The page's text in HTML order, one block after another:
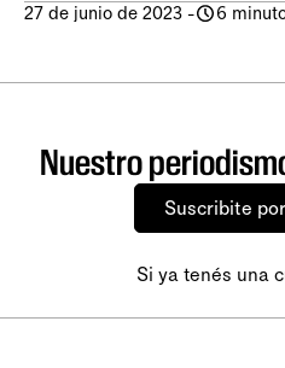
27 de junio de 2023 - 6
Nuestro
Suscribite
Si ya tenés una